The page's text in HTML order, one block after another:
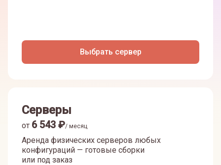
Выбрать сервер
Серверы
от 6 543 ₽/ месяц
Аренда физических серверов любых
конфигураций — готовые сборки
или под заказ